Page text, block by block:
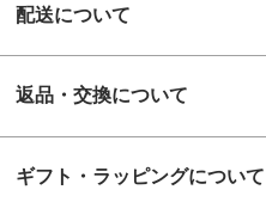
配送について
返品・交換について
ギフト・ラッピングについて